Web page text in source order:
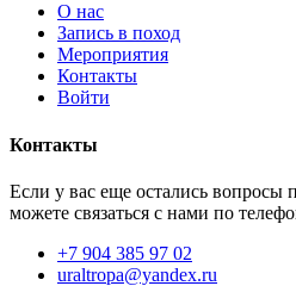
О нас
Запись в поход
Мероприятия
Контакты
Войти
Контакты
Если у вас еще остались
можете связаться с нами по
+7 904 385 97 02
uraltropa@yandex.ru